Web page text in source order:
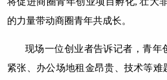
的力量带动商圈青年共成长。
现场一位创业者告诉记者，青年
紧张、办公场地租金昂贵、技术等难